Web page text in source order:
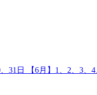
、31日 【6月】1、2、3